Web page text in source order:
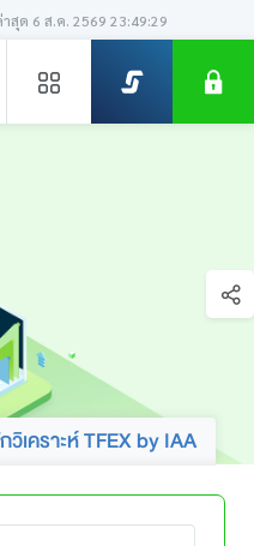
สุด 6 ส.ค. 2569 23:49:29
สุด
เคราะห์ TFEX by IAA